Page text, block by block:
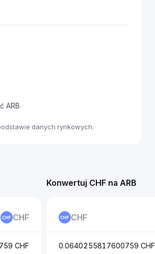
ARB
danych rynkowych.
CHF
CHF
Konwertuj CHF na ARB
CHF
0.0640255817600759 CHF